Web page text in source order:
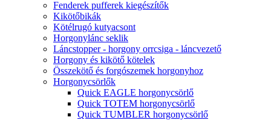
Fenderek pufferek kiegészítők
Kikötőbikák
Kötélrugó kutyacsont
Horgonylánc seklik
Láncstopper - horgony orrcsiga - láncvezető
Horgony és kikötő kötelek
Összekötő és forgószemek horgonyhoz
Horgonycsörlők
Quick EAGLE horgonycsörlő
Quick TOTEM horgonycsörlő
Quick TUMBLER horgonycsörlő